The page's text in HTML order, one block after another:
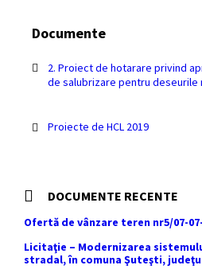
Documente
2. Proiect de hotarare privind
de salubrizare pentru deseurile
Proiecte de HCL 2019
DOCUMENTE RECENTE
Ofertă de vânzare teren nr5/07-
Licitaţie – Modernizarea
stradal, în comuna Şuteşti, judeţul